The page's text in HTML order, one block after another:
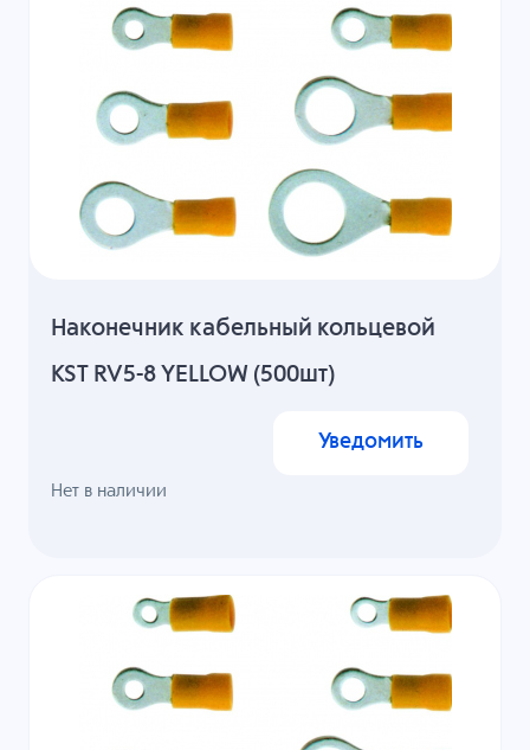
Наконечник кабельный кольцевой
KST RV5-8 YELLOW (500шт)
Нет в наличии
Уведомить